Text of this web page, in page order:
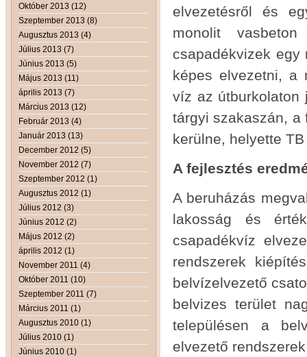
Október 2013 (12)
Szeptember 2013 (8)
Augusztus 2013 (4)
Július 2013 (7)
Június 2013 (5)
Május 2013 (11)
április 2013 (7)
Március 2013 (12)
Február 2013 (4)
Január 2013 (13)
December 2012 (5)
November 2012 (7)
Szeptember 2012 (1)
Augusztus 2012 (1)
Július 2012 (3)
Június 2012 (2)
Május 2012 (2)
április 2012 (1)
November 2011 (4)
Október 2011 (10)
Szeptember 2011 (7)
Március 2011 (1)
Augusztus 2010 (1)
Július 2010 (1)
Június 2010 (1)
elvezetésről és
monolit
csapadékvizek egy
képes elvezetni, a
víz az útburkolaton
tárgyi szakaszán, a
kerülne, helyette
A fejlesztés
A beruházás
lakosság és
csapadékvíz
rendszerek
belvízelvezető
belvizes terület
településen a
elvezető